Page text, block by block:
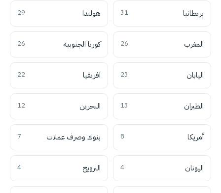
بريطانيا 31 هولندا 29
المغرب 26 كوريا الجنوبية 26
اليابان 23 افريقيا 22
الطيران 13 البحرين 12
أمريكا 8 بنوك وصرف عملات 7
اليونان 4 النرويج 4